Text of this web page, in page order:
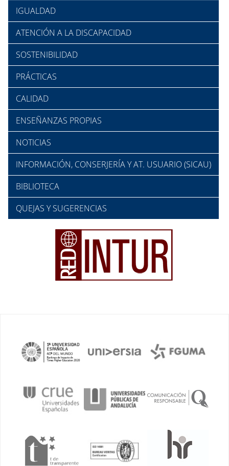
IGUALDAD
ATENCIÓN A LA DISCAPACIDAD
SOSTENIBILIDAD
PRÁCTICAS
CALIDAD
ENSEÑANZAS PROPIAS
NOTICIAS
INFORMACIÓN, CONSERJERÍA Y AT. USUARIO (SICAU)
BIBLIOTECA
QUEJAS Y SUGERENCIAS